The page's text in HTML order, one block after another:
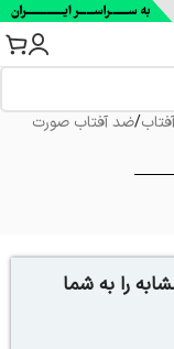
/ضد آفتاب صورت
را به شما